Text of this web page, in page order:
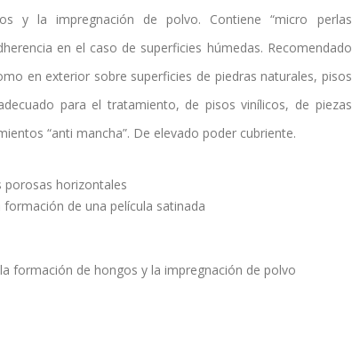
y la impregnación de polvo. Contiene “micro perlas
en el caso de superficies húmedas. Recomendado
en exterior sobre superficies de piedras naturales, pisos
para el tratamiento, de pisos vinílicos, de piezas
“anti mancha”. De elevado poder cubriente.
porosas horizontales
de una película satinada
formación de hongos y la impregnación de polvo